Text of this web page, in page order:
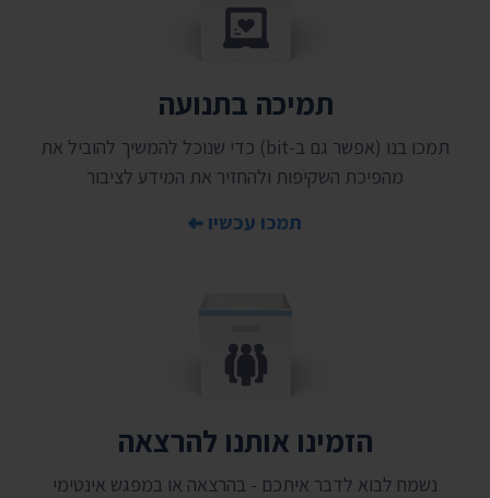
תמיכה בתנועה
תמכו בנו (אפשר גם ב-bit) כדי שנוכל להמשיך להוביל את
מהפיכת השקיפות ולהחזיר את המידע לציבור
תמכו עכשיו
הזמינו אותנו להרצאה
נשמח לבוא לדבר איתכם - בהרצאה או במפגש אינטימי